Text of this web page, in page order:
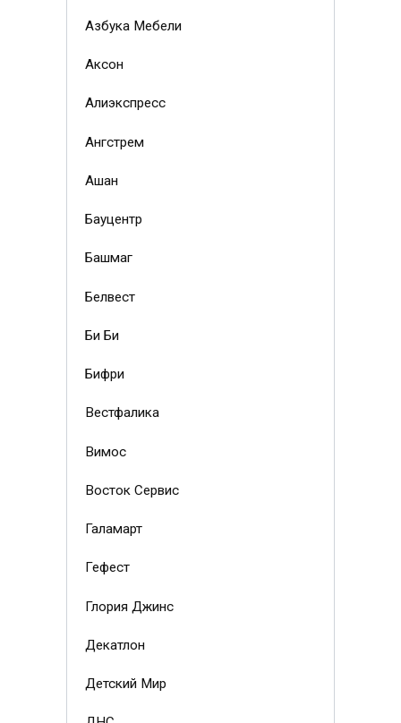
Азбука Мебели
Аксон
Алиэкспресс
Ангстрем
Ашан
Бауцентр
Башмаг
Белвест
Би Би
Бифри
Вестфалика
Вимос
Восток Сервис
Галамарт
Гефест
Глория Джинс
Декатлон
Детский Мир